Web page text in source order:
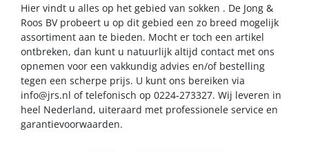
Hier vindt u alles op het gebied van sokken . De Jong &
Roos BV probeert u op dit gebied een zo breed mogelijk
assortiment aan te bieden. Mocht er toch een artikel
ontbreken, dan kunt u natuurlijk altijd contact met ons
opnemen voor een vakkundig advies en/of bestelling
tegen een scherpe prijs. U kunt ons bereiken via
info@jrs.nl of telefonisch op 0224-273327. Wij leveren in
heel Nederland, uiteraard met professionele service en
garantievoorwaarden.